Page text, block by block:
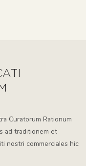
Curatorum Rationum
ad traditionem et
nostri commerciales hic